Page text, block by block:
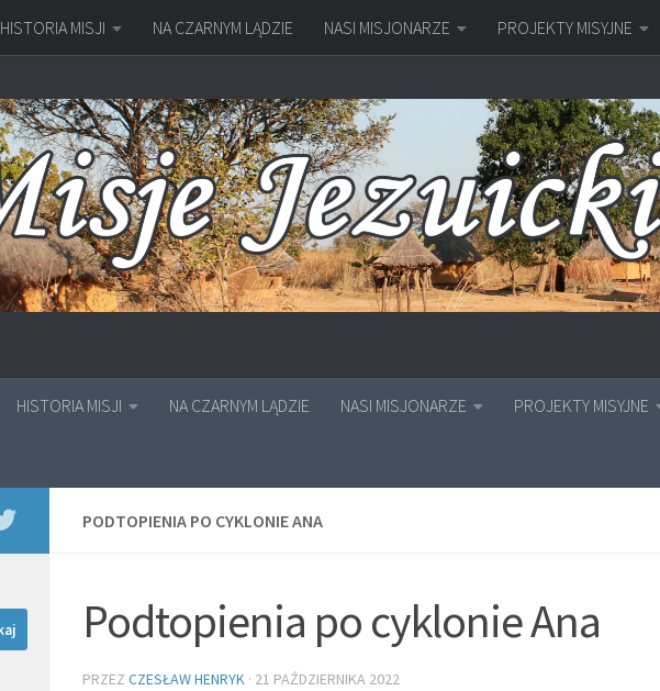
HISTORIA MISJI NA CZARNYM LĄDZIE NASI MISJONARZE PROJEKTY MISYJNE
HISTORIA MISJI NA CZARNYM LĄDZIE NASI MISJONARZE PROJEKTY MISYJNE
PODTOPIENIA PO CYKLONIE ANA
Podtopienia po cyklonie Ana
PRZEZ CZESŁAW HENRYK · 21 PAŹDZIERNIKA 2022